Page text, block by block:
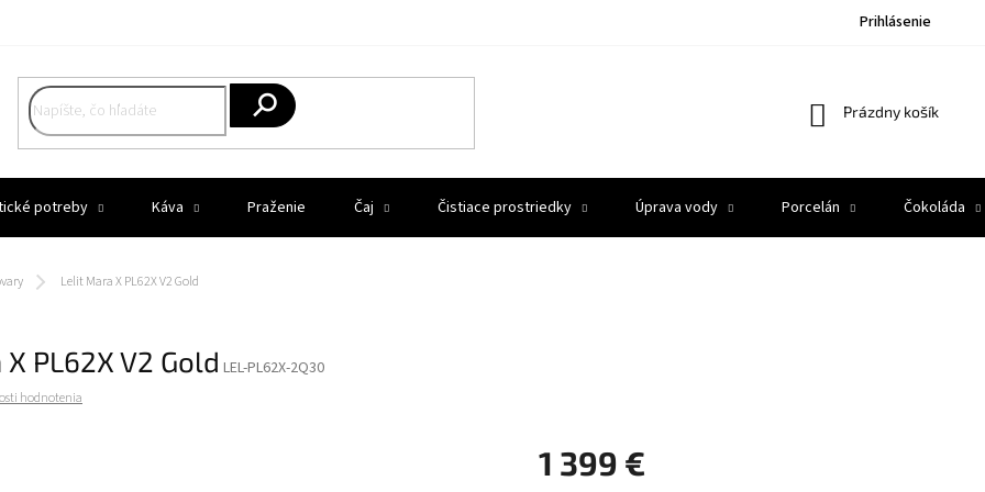
Prihlásenie
Nákupný
Prázdny košík
potreby Káva Praženie Čaj Čistiace prostriedky Úprava vody Porcelán Čokoláda
Lelit Mara X PL62X V2 Gold
PL62X V2 Gold LEL-PL62X-2Q30
hodnotenia
1 399 €